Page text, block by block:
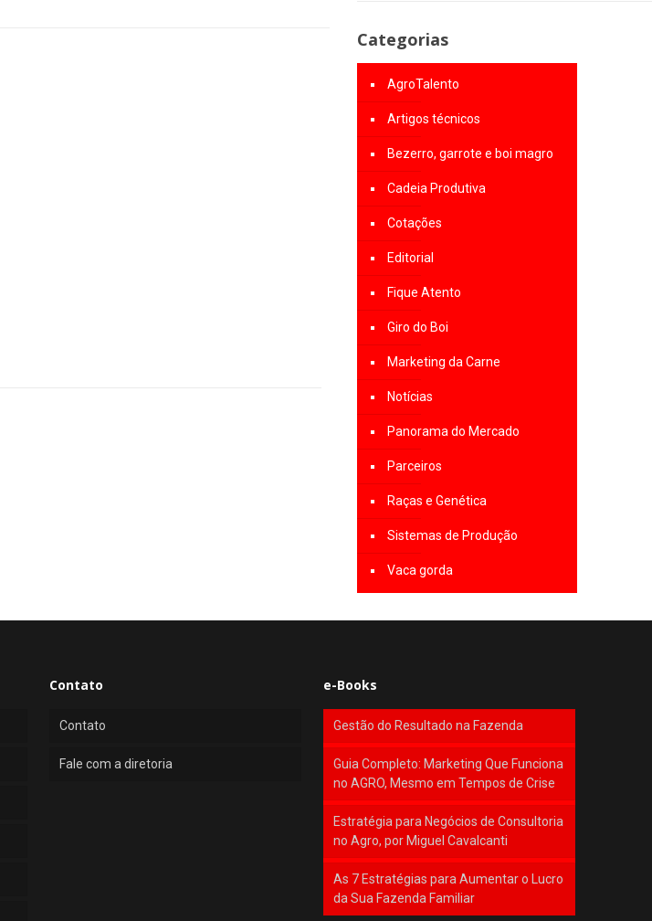
Categorias
AgroTalento
Artigos técnicos
Bezerro, garrote e boi magro
Cadeia Produtiva
Cotações
Editorial
Fique Atento
Giro do Boi
Marketing da Carne
Notícias
Panorama do Mercado
Parceiros
Raças e Genética
Sistemas de Produção
Vaca gorda
Contato
Contato
Fale com a diretoria
e-Books
Gestão do Resultado na Fazenda
Guia Completo: Marketing Que Funciona
no AGRO, Mesmo em Tempos de Crise
Estratégia para Negócios de Consultoria
no Agro, por Miguel Cavalcanti
As 7 Estratégias para Aumentar o Lucro
da Sua Fazenda Familiar